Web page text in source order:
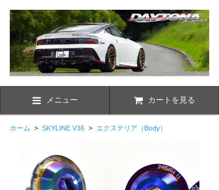
メニュー カートを見る
ホーム > SKYLINE V36 > エクステリア（Body）